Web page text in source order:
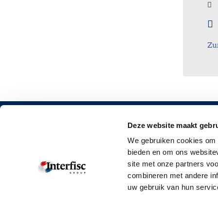
Deze website maakt
We gebruiken cookies
bieden en om ons
site met onze partners
combineren met andere
uw gebruik van hun
Kontakformular
WEITERE